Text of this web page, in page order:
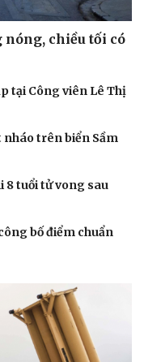
nóng, chiều tối có
tại Công viên Lê Thị
nháo trên biển Sầm
8 tuổi tử vong sau
bố điểm chuẩn